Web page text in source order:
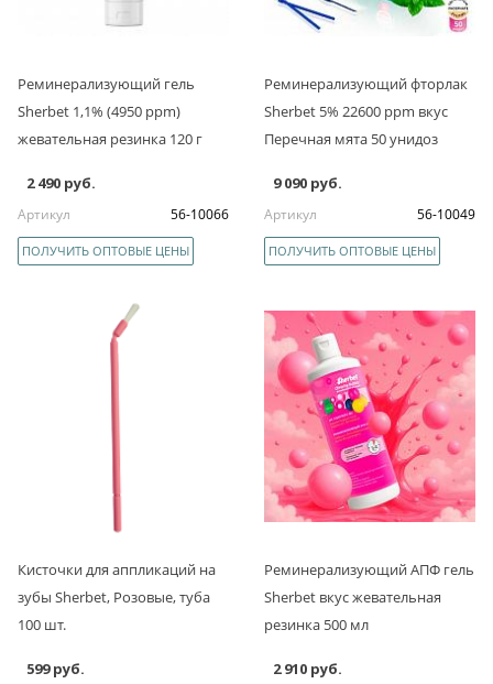
Реминерализующий гель
Sherbet 1,1% (4950 ppm)
жевательная резинка 120 г
2 490 руб.
Артикул 56-10066
ПОЛУЧИТЬ ОПТОВЫЕ ЦЕНЫ
Реминерализующий фторлак
Sherbet 5% 22600 ppm вкус
Перечная мята 50 унидоз
9 090 руб.
Артикул 56-10049
ПОЛУЧИТЬ ОПТОВЫЕ ЦЕНЫ
Кисточки для аппликаций на
зубы Sherbet, Розовые, туба
100 шт.
599 руб.
Реминерализующий АПФ гель
Sherbet вкус жевательная
резинка 500 мл
2 910 руб.